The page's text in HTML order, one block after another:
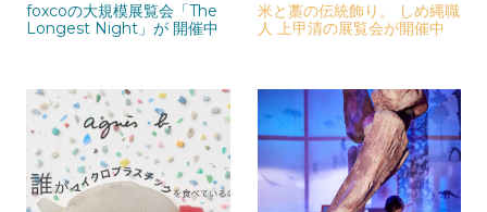
foxcoの大規模展覧会「The
Longest Night」が 開催中
米と藁の伝統飾り。 しめ縄職
人 上甲清の展覧会が開催中